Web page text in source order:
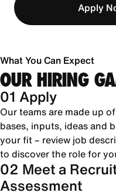
Apply
What You Can Expect
OUR HIRING
01 Apply
Our teams are made up
bases, inputs, ideas and
your fit – review job
to discover the role for
02 Meet a
Assessment